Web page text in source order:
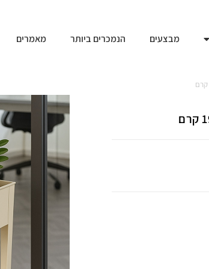
מבצעים הנמכרים ביותר מאמרים